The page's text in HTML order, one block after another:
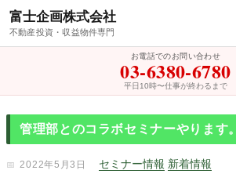
富士企画株式会社
不動産投資・収益物件専門
お電話でのお問い合わせ
03-6380-6780
平日10時〜仕事が終わるまで
管理部とのコラボセミナーやります。
2022年5月3日 セミナー情報 新着情報